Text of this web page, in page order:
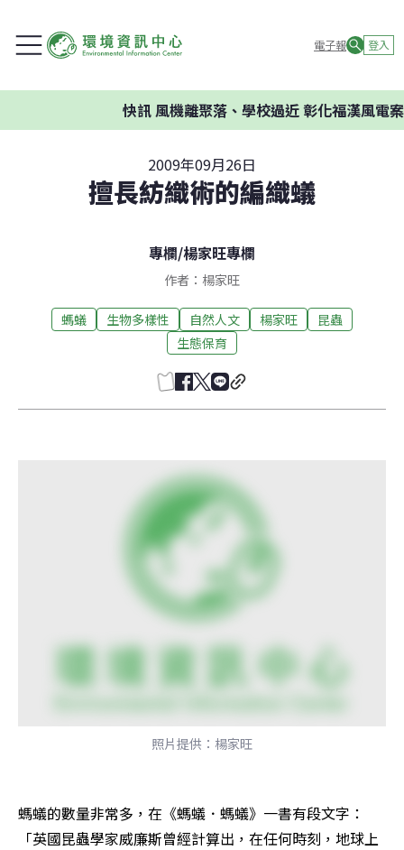
電子報 登入
快訊風機離聚落、學校過近 彰化福漢風電案環
2009年09月26日
擅長紡織術的編織蟻
專欄/楊家旺專欄
作者：楊家旺
螞蟻 生物多樣性 自然人文 楊家旺
昆蟲
生態保育
照片提供：楊家旺
螞蟻的數量非常多，在《螞蟻．螞蟻》一書有段文字：
「英國昆蟲學家威廉斯曾經計算出，在任何時刻，地球上